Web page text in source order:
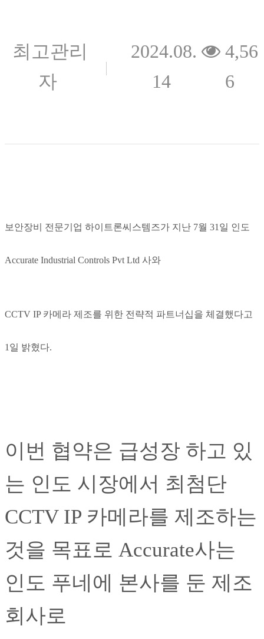
최고관리
자
2024.08.
14
4,56
6
보안장비 전문기업 하이트론씨스템즈가 지난 7월 31일 인도
Accurate Industrial Controls Pvt Ltd 사와
CCTV IP 카메라 제조를 위한 전략적 파트너십을 체결했다고
1일 밝혔다.
이번 협약은 급성장 하고 있
는 인도 시장에서 최첨단
CCTV IP 카메라를 제조하는
것을 목표로 Accurate사는
인도 푸네에 본사를 둔 제조
회사로